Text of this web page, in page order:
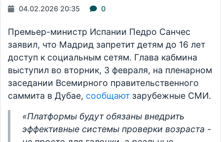
04.02.2026 20:35 0
Премьер-министр Испании Педро Санчес
заявил, что Мадрид запретит детям до 16 лет
доступ к социальным сетям. Глава кабмина
выступил во вторник, 3 февраля, на пленарном
заседании Всемирного правительственного
саммита в Дубае, сообщают зарубежные СМИ.
«Платформы будут обязаны внедрить
эффективные системы проверки возраста -